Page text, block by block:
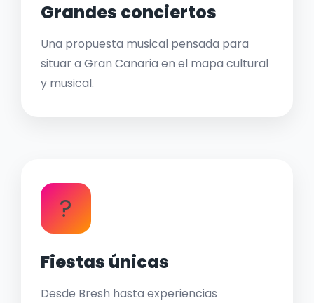
Grandes conciertos
Una propuesta musical pensada para
situar a Gran Canaria en el mapa cultural
y musical.
?
Fiestas únicas
Desde Bresh hasta experiencias